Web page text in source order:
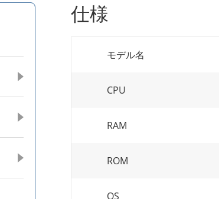
仕様
モデル名
CPU
RAM
ROM
OS